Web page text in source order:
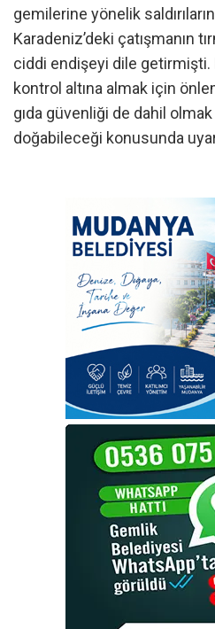
gemilerine yönelik
Karadeniz’deki çatışmanın
ciddi endişeyi dile getirmişti.
kontrol altına almak için
gıda güvenliği de dahil
doğabileceği konusunda